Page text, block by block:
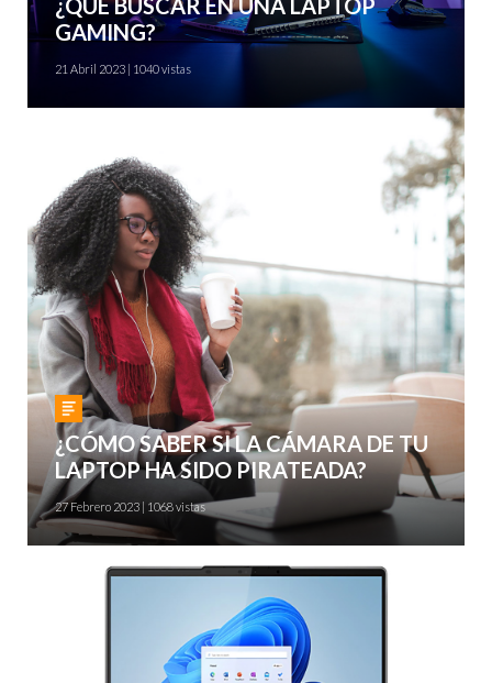
¿QUÉ BUSCAR EN UNA LAPTOP
GAMING?
21 Abril 2023 | 1040 vistas
Gadgets
¿CÓMO SABER SI LA CÁMARA DE TU
LAPTOP HA SIDO PIRATEADA?
27 Febrero 2023 | 1068 vistas